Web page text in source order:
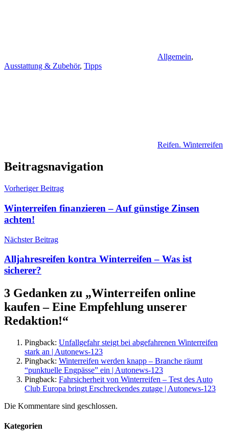
Allgemein,
Ausstattung & Zubehör, Tipps
Reifen. Winterreifen
Beitragsnavigation
Vorheriger Beitrag
Winterreifen finanzieren – Auf günstige Zinsen
achten!
Nächster Beitrag
Alljahresreifen kontra Winterreifen – Was ist
sicherer?
3 Gedanken zu „Winterreifen online
kaufen – Eine Empfehlung unserer
Redaktion!“
Pingback: Unfallgefahr steigt bei abgefahrenen Winterreifen
stark an | Autonews-123
Pingback: Winterreifen werden knapp – Branche räumt
“punktuelle Engpässe” ein | Autonews-123
Pingback: Fahrsicherheit von Winterreifen – Test des Auto
Club Europa bringt Erschreckendes zutage | Autonews-123
Die Kommentare sind geschlossen.
Kategorien